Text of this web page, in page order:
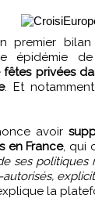
épidémie
privées
. Et
avoir
en France, qui
ses politiques
la